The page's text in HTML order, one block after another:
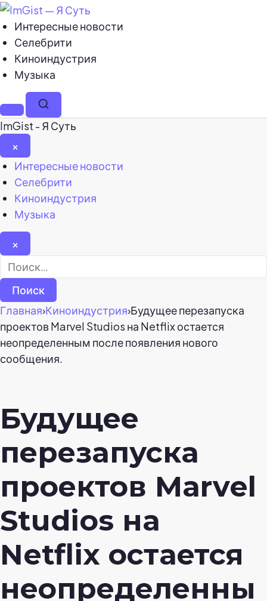
Интересные новости
Селебрити
Киноиндустрия
Музыка
МенюПоиск
ImGist - Я Суть
×
Закрыть
меню
Интересные новости
Селебрити
Киноиндустрия
Музыка
×
Найти:
Главная›Киноиндустрия›Будущее перезапуска
проектов Marvel Studios на Netflix остается
неопределенным после появления нового
сообщения.
Будущее
перезапуска
проектов Marvel
Studios на
Netflix остается
неопределенны